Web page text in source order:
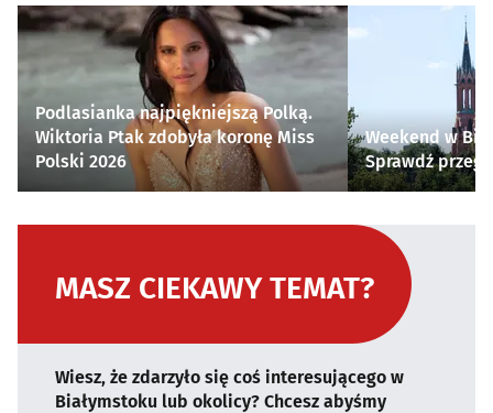
Podlasianka najpiękniejszą Polką.
Wiktoria Ptak zdobyła koronę Miss
Polski 2026
Weekend w
Sprawdź
MASZ CIEKAWY TEMAT?
Wiesz, że zdarzyło się coś interesującego w
Białymstoku lub okolicy? Chcesz abyśmy